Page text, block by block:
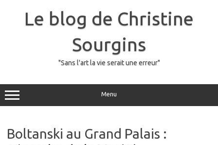
Le blog de Christine
Sourgins
"Sans l'art la vie serait une erreur"
Menu
Bol­tans­ki au Grand Pa­lais :